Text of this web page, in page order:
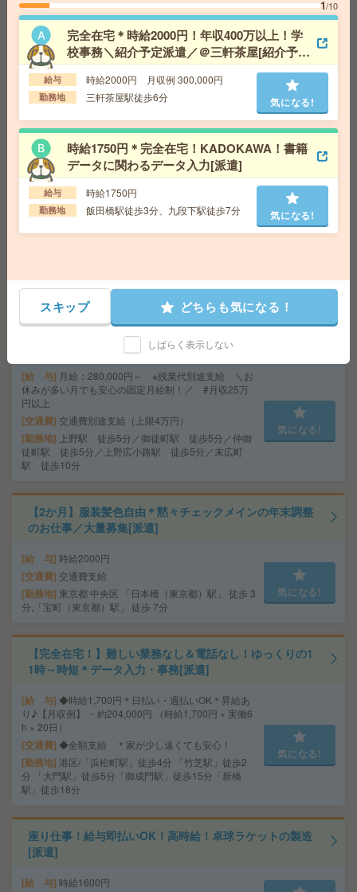
【週3在宅＊3名募集】大手コンサル企業で入力＆チェッ
ク中心のコツコツ事務[派遣]
給 与 時給1800円 ※月収例 252000円～
勤務地 東京駅 徒歩5分、有楽町駅 徒歩3分、二重橋前
駅 徒歩2分
気になる!
在宅勤務・出社月1日！時給2,000円～〇平日5日〇事務
[派遣]
給 与 時給2000～2300円＋交
駅 7分
＼在宅あり♢正社員／プラネタリウム＊科学館♢星座情
報コツコツ入力《17時まで☘》[正社員への紹介予定派遣]
給 与 月給：280,000円～ ※残業代別途支給 ＼お
休みが多い月でも安心の固定月給制！／ #月収25万
円以上
交通費 交通費別途支給（上限4万円）
勤務地
上野駅 徒歩5分／御徒町駅 徒歩5分／仲御
徒町駅 徒歩5分／上野広小路駅 徒歩5分／末広町
駅 徒歩10分
気になる!
【2か月】服装髪色自由＊黙々チェックメインの年末調整
のお仕事／大量募集[派遣]
給 与 時給2000円
交通費 交通費支給
勤務地 東京都 中央区 「日本橋（東京都）駅」 徒歩 3
分,「宝町（東京都）駅」 徒歩 7分
気になる!
【完全在宅！】難しい業務なし＆電話なし！ゆっくりの1
1時～時短＊データ入力・事務[派遣]
給 与 ◆時給1,700円＊日払い・週払いOK＊昇給あ
り♪【月収例】 ・約204,000円 （時給1,700円 × 実働6
h × 20日）
交通費 ◆全額支給 ＊家が少し遠くても安心！
勤務地 港区/「浜松町駅」徒歩4分 「竹芝駅」徒歩2
分 「大門駅」徒歩5分「御成門駅」徒歩15分「新橋
駅」徒歩18分
気になる!
座り仕事！給与即払いOK！高時給！卓球ラケットの製造
[派遣]
給 与 時給1600円
1/10
完全在宅＊時給2000円！年収400万以上！学
校事務＼紹介予定派遣／＠三軒茶屋[紹介予定
派遣]
給与 時給2000円 月収例 300,000円
勤務地 三軒茶屋駅徒歩6分 気になる!
時給1750円＊完全在宅！KADOKAWA！書籍
データに関わるデータ入力[派遣]
給与 時給1750円
勤務地 飯田橋駅徒歩3分、九段下駅徒歩7分 気になる!
スキップ どちらも気になる！
しばらく表示しない